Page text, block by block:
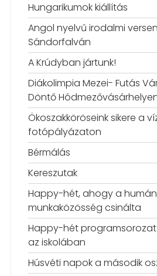
Hungarikumok kiállítás
Angol nyelvű irodalmi
Sándorfalván
A Krúdyban jártunk!
Diákolimpia Mezei- Futás
Döntő
Ökoszakköröseink sikere a
fotópályázaton
Bérmálás
Kereszutak
Happy-hét, ahogy a humán
munkaközösség csinálta
Happy-hét
az iskolában
Húsvéti napok a második